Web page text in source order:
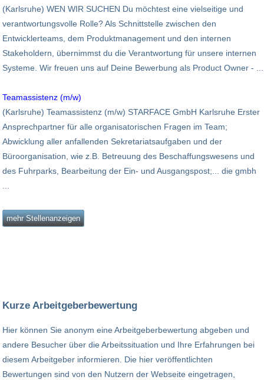
(Karlsruhe) WEN WIR SUCHEN Du möchtest eine vielseitige und
verantwortungsvolle Rolle? Als Schnittstelle zwischen den
Entwicklerteams, dem Produktmanagement und den internen
Stakeholdern, übernimmst du die Verantwortung für unsere internen
Systeme. Wir freuen uns auf Deine Bewerbung als Product Owner - ...
Teamassistenz (m/w)
(Karlsruhe) Teamassistenz (m/w) STARFACE GmbH Karlsruhe Erster
Ansprechpartner für alle organisatorischen Fragen im Team;
Abwicklung aller anfallenden Sekretariatsaufgaben und der
Büroorganisation, wie z.B. Betreuung des Beschaffungswesens und
des Fuhrparks, Bearbeitung der Ein- und Ausgangspost;... die gmbh
...
mehr Stellenanzeigen
Kurze Arbeitgeberbewertung
Hier können Sie anonym eine Arbeitgeberbewertung abgeben und
andere Besucher über die Arbeitssituation und Ihre Erfahrungen bei
diesem Arbeitgeber informieren. Die hier veröffentlichten
Bewertungen sind von den Nutzern der Webseite eingetragen,